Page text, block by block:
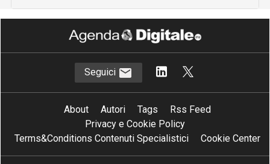
Seguici
About Autori Tags
Rss Feed
Privacy e Cookie Policy
Terms&Conditions Contenuti Specialistici
Cookie Center